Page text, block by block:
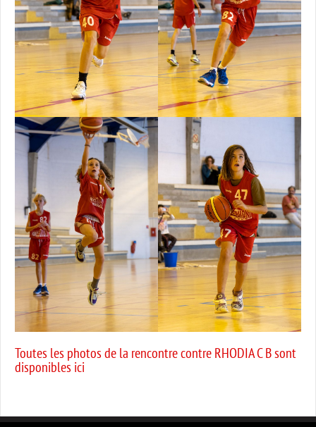
Toutes les photos de la rencontre contre RHODIA C B sont
disponibles ici